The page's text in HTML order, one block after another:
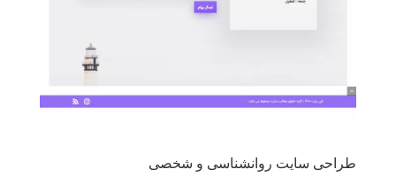
طراحی سایت روانشناسی و شخصی